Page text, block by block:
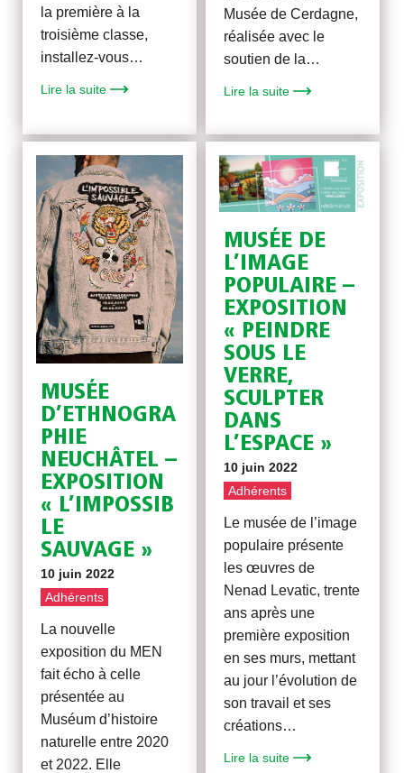
la première à la
troisième classe,
installez-vous…
Lire la suite
Musée de Cerdagne,
réalisée avec le
soutien de la…
Lire la suite
MUSÉE
D’ETHNOGRA
PHIE
NEUCHÂTEL –
EXPOSITION
« L’IMPOSSIB
LE
SAUVAGE »
10 juin 2022
Adhérents
La nouvelle
exposition du MEN
fait écho à celle
présentée au
Muséum d’histoire
naturelle entre 2020
et 2022. Elle
MUSÉE DE
L’IMAGE
POPULAIRE –
EXPOSITION
« PEINDRE
SOUS LE
VERRE,
SCULPTER
DANS
L’ESPACE »
10 juin 2022
Adhérents
Le musée de l’image
populaire présente
les œuvres de
Nenad Levatic, trente
ans après une
première exposition
en ses murs, mettant
au jour l’évolution de
son travail et ses
créations…
Lire la suite